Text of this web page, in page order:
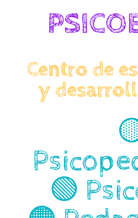
Centro de
y
🟢